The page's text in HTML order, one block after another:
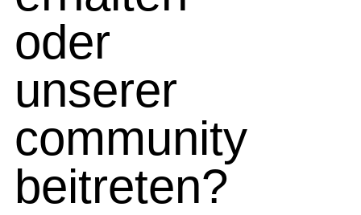
oder
unserer
community
beitreten?